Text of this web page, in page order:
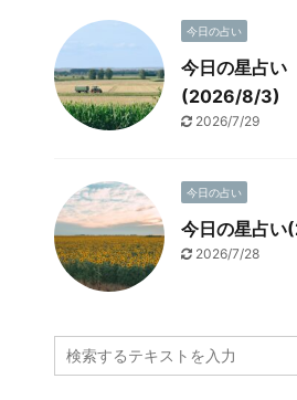
今日の占い
今日の星占い
(2026/8/3)
2026/7/29
今日の占い
今日の星占
2026/7/28